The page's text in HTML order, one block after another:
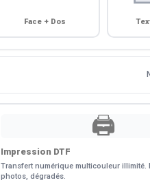
Face + Dos
🖨️
Impression DTF
Transfert numérique multicouleur illimité.
photos, dégradés.